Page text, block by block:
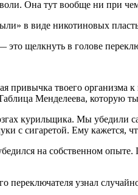
Она тут вообще ни при
в виде никотиновых
это щелкнуть в голове
привычка твоего организма
Менделеева, которую
курильщика. Мы убедили
с сигаретой. Ему кажется,
на собственном
переключателя узнал